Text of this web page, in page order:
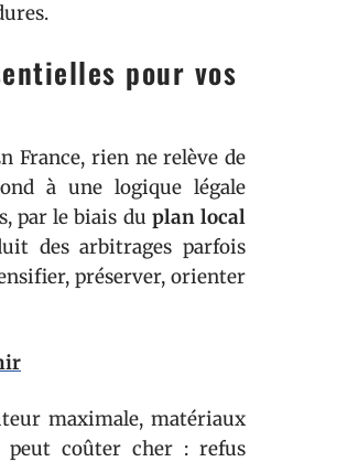
pour vos
rien ne relève de
à une logique légale
par le biais du plan local
des arbitrages parfois
préserver, orienter
maximale, matériaux
peut coûter cher : refus